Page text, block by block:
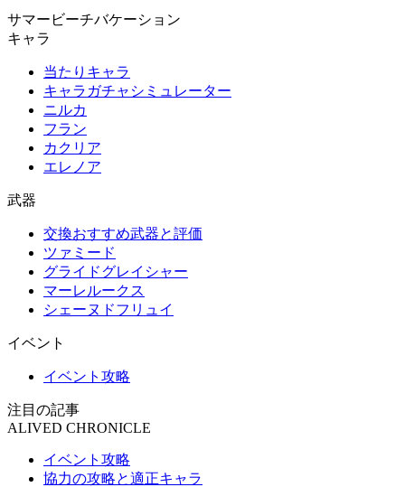
サマービーチバケーション
キャラ
当たりキャラ
キャラガチャシミュレーター
ニルカ
フラン
カクリア
エレノア
武器
交換おすすめ武器と評価
ツァミード
グライドグレイシャー
マーレルークス
シェーヌドフリュイ
イベント
イベント攻略
注目の記事
ALIVED CHRONICLE
イベント攻略
協力の攻略と適正キャラ